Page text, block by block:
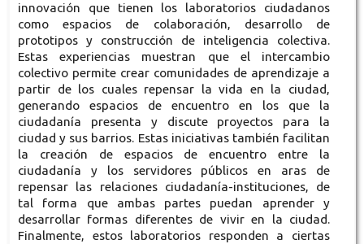
innovación que tienen los laboratorios ciudadanos
como espacios de colaboración, desarrollo de
prototipos y construcción de inteligencia colectiva.
Estas experiencias muestran que el intercambio
colectivo permite crear comunidades de aprendizaje a
partir de los cuales repensar la vida en la ciudad,
generando espacios de encuentro en los que la
ciudadanía presenta y discute proyectos para la
ciudad y sus barrios. Estas iniciativas también facilitan
la creación de espacios de encuentro entre la
ciudadanía y los servidores públicos en aras de
repensar las relaciones ciudadanía-instituciones, de
tal forma que ambas partes puedan aprender y
desarrollar formas diferentes de vivir en la ciudad.
Finalmente, estos laboratorios responden a ciertas